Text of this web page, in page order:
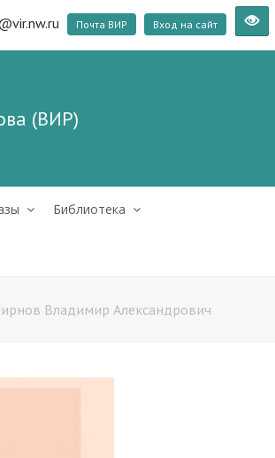
Почта ВИР Вход на сайт
(ВИР)
Библиотека
Владимир Александрович